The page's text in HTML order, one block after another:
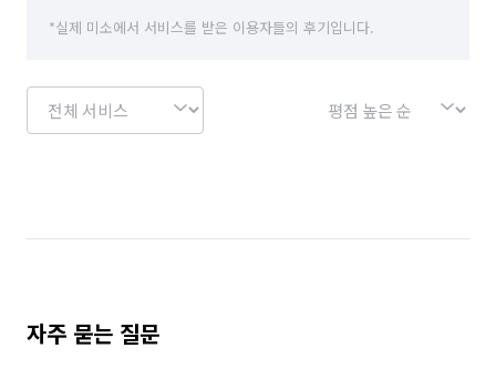
*실제 미소에서 서비스를 받은 이용자들의 후기입니다.
자주 묻는 질문